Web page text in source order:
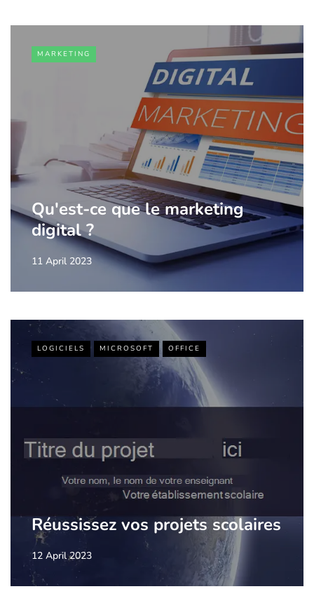
MARKETING
Qu'est-ce que le marketing
digital ?
11 April 2023
LOGICIELS MICROSOFT OFFICE
Réussissez vos projets scolaires
12 April 2023